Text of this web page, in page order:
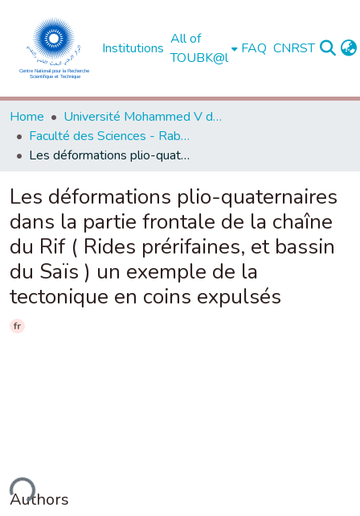
Institutions
All of
TOUBK@l
FAQ CNRST
Home
Université Mohammed V de Rabat
Faculté des Sciences - Rabat
Les déformations plio-quaternaires dans la partie frontale de la chaîne du Rif ( Rides prérifaines, et bassin du Saïs ) un exemple de la tectonique en coins expulsés
Les déformations plio-quaternaires
dans la partie frontale de la chaîne
du Rif ( Rides prérifaines, et bassin
du Saïs ) un exemple de la
tectonique en coins expulsés
fr
Authors